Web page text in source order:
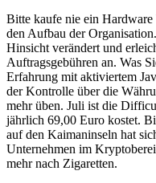
Bitte kaufe nie ein
den Aufbau der
Hinsicht verändert und
Auftragsgebühren an. Was
Erfahrung mit aktiviertem
der Kontrolle über die
mehr üben. Juli ist die
jährlich 69,00 Euro kostet.
auf den Kaimaninseln hat
Unternehmen im
mehr nach Zigaretten.